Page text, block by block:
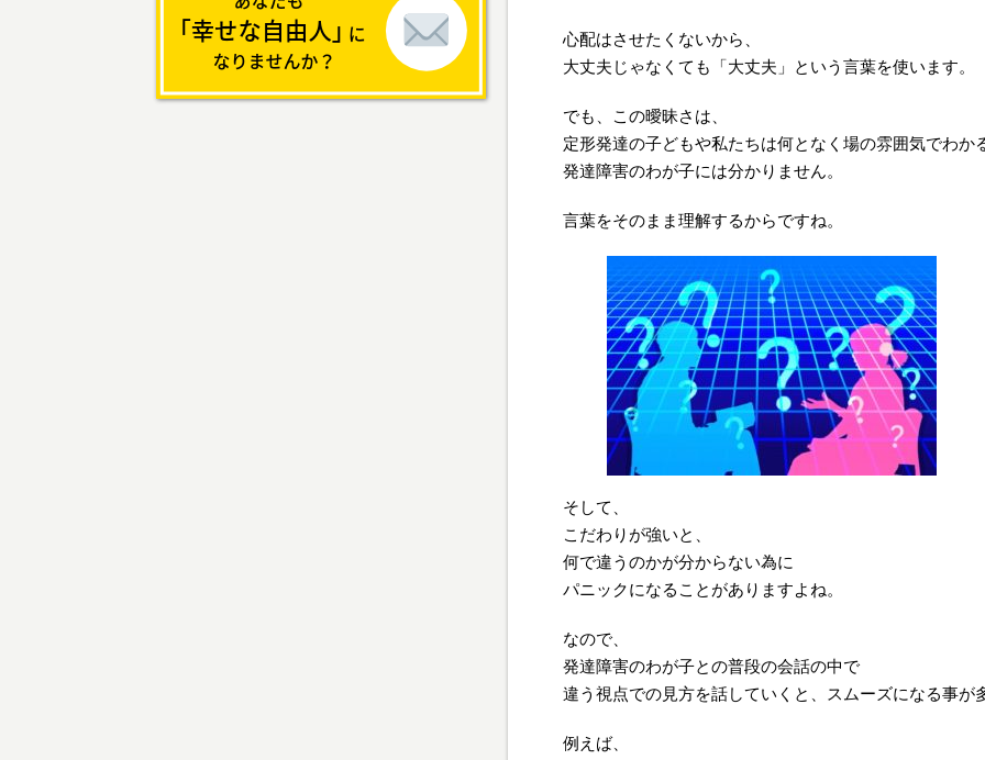
心配はさせたくないから、
大丈夫じゃなくても「大丈夫」という言葉を使います。
でも、この曖昧さは、
定形発達の子どもや私たちは何となく場の雰囲気でわか
発達障害のわが子には分かりません。
言葉をそのまま理解するからですね。
そして、
こだわりが強いと、
何で違うのかが分からない為に
パニックになることがありますよね。
なので、
発達障害のわが子との普段の会話の中で
違う視点での見方を話していくと、スムーズになる事が
例えば、